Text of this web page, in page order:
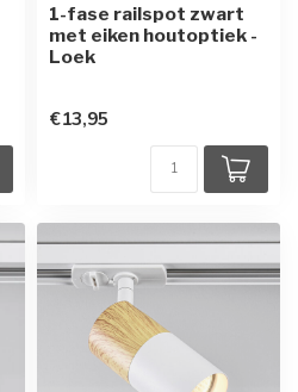
1-fase railspot zwart
met eiken houtoptiek -
Loek
€13,95